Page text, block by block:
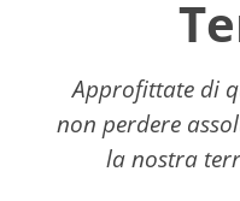
Approfittate di
non perdere
la nostra